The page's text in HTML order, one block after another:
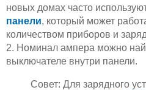
новых домах часто
панели, который может
количеством приборов и
2. Номинал ампера можно
выключателе внутри панели.
Совет: Для зарядного